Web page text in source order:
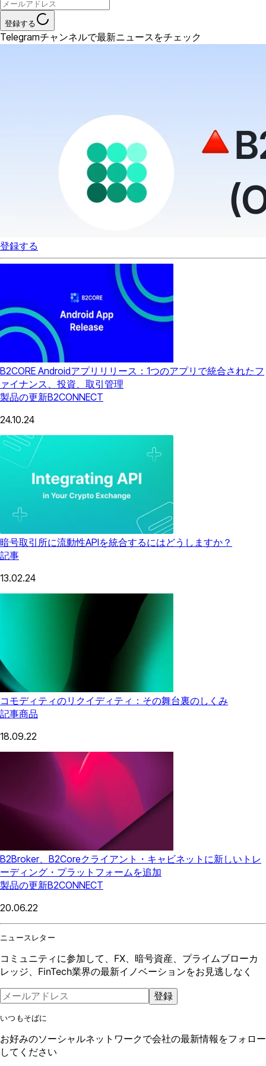
登録する
Telegramチャンネルで最新ニュースをチェック
登録する
B2CORE Androidアプリリリース：1つのアプリで統合されたフ
ァイナンス、投資、取引管理
製品の更新B2CONNECT
24.10.24
暗号取引所に流動性APIを統合するにはどうしますか？
記事
13.02.24
コモディティのリクイディティ：その舞台裏のしくみ
記事商品
18.09.22
B2Broker、B2Coreクライアント・キャビネットに新しいトレ
ーディング・プラットフォームを追加
製品の更新B2CONNECT
20.06.22
ニュースレター
コミュニティに参加して、FX、暗号資産、プライムブローカ
レッジ、FinTech業界の最新イノベーションをお見逃しなく
登録
いつもそばに
お好みのソーシャルネットワークで会社の最新情報をフォロー
してください